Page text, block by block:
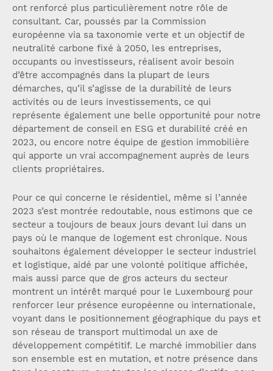
ont renforcé plus particulièrement notre rôle de
consultant. Car, poussés par la Commission
européenne via sa taxonomie verte et un objectif de
neutralité carbone fixé à 2050, les entreprises,
occupants ou investisseurs, réalisent avoir besoin
d’être accompagnés dans la plupart de leurs
démarches, qu’il s’agisse de la durabilité de leurs
activités ou de leurs investissements, ce qui
représente également une belle opportunité pour notre
département de conseil en ESG et durabilité créé en
2023, ou encore notre équipe de gestion immobilière
qui apporte un vrai accompagnement auprès de leurs
clients propriétaires.
Pour ce qui concerne le résidentiel, même si l’année
2023 s’est montrée redoutable, nous estimons que ce
secteur a toujours de beaux jours devant lui dans un
pays où le manque de logement est chronique. Nous
souhaitons également développer le secteur industriel
et logistique, aidé par une volonté politique affichée,
mais aussi parce que de gros acteurs du secteur
montrent un intérêt marqué pour le Luxembourg pour
renforcer leur présence européenne ou internationale,
voyant dans le positionnement géographique du pays et
son réseau de transport multimodal un axe de
développement compétitif. Le marché immobilier dans
son ensemble est en mutation, et notre présence dans